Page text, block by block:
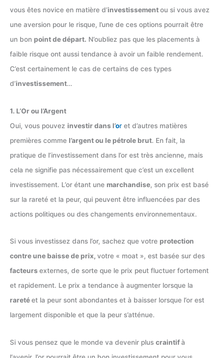
vous êtes novice en matière d’investissementou si vous avez
une aversion pour le risque, l’une de ces options pourrait être
un bon point de départ. N’oubliez pas que les placements à
faible risque ont aussi tendance à avoir un faible rendement.
C’est certainement le cas de certains de ces types
d’investissement…
1. L’Or ou l’Argent
Oui, vous pouvez investir dans l’or et d’autres matières
premières comme l’argent ou le pétrole brut. En fait, la
pratique de l’investissement dans l’or est très ancienne, mais
cela ne signifie pas nécessairement que c’est un excellent
investissement. L’or étant une marchandise, son prix est basé
sur la rareté et la peur, qui peuvent être influencées par des
actions politiques ou des changements environnementaux.
Si vous investissez dans l’or, sachez que votre protection
contre une baisse de prix, votre « moat », est basée sur des
facteurs externes, de sorte que le prix peut fluctuer fortement
et rapidement. Le prix a tendance à augmenter lorsque la
raretéet la peur sont abondantes et à baisser lorsque l’or est
largement disponible et que la peur s’atténue.
Si vous pensez que le monde va devenir plus craintifà